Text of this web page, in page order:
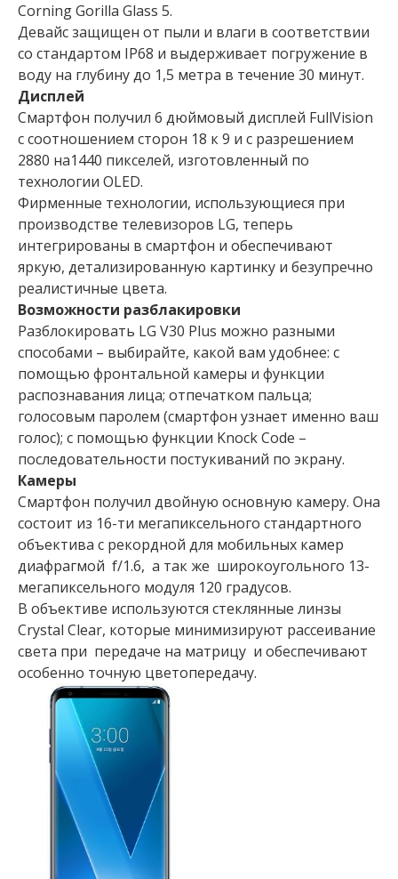
Corning Gorilla Glass 5.
Девайс защищен от пыли и влаги в соответствии
со стандартом IP68 и выдерживает погружение в
воду на глубину до 1,5 метра в течение 30 минут.
Дисплей
Смартфон получил 6 дюймовый дисплей FullVision
с соотношением сторон 18 к 9 и с разрешением
2880 на1440 пикселей, изготовленный по
технологии OLED.
Фирменные технологии, использующиеся при
производстве телевизоров LG, теперь
интегрированы в смартфон и обеспечивают
яркую, детализированную картинку и безупречно
реалистичные цвета.
Возможности разблакировки
Разблокировать LG V30 Plus можно разными
способами – выбирайте, какой вам удобнее: с
помощью фронтальной камеры и функции
распознавания лица; отпечатком пальца;
голосовым паролем (смартфон узнает именно ваш
голос); с помощью функции Knock Code –
последовательности постукиваний по экрану.
Камеры
Смартфон получил двойную основную камеру. Она
состоит из 16-ти мегапиксельного стандартного
объектива с рекордной для мобильных камер
диафрагмой f/1.6, а так же широкоугольного 13-
мегапиксельного модуля 120 градусов.
В объективе используются стеклянные линзы
Crystal Clear, которые минимизируют рассеивание
света при передаче на матрицу и обеспечивают
особенно точную цветопередачу.